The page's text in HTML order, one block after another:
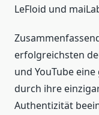
LeFloid und
erfolgreichsten
und YouTube
durch ihre
Authentizität